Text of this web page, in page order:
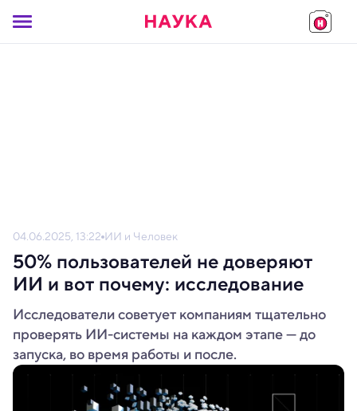
04.06.2025, 13:22 ИИ и Человек
50% пользователей не доверяют
ИИ и вот почему: исследование
Исследователи советует компаниям тщательно
проверять ИИ-системы на каждом этапе — до
запуска, во время работы и после.